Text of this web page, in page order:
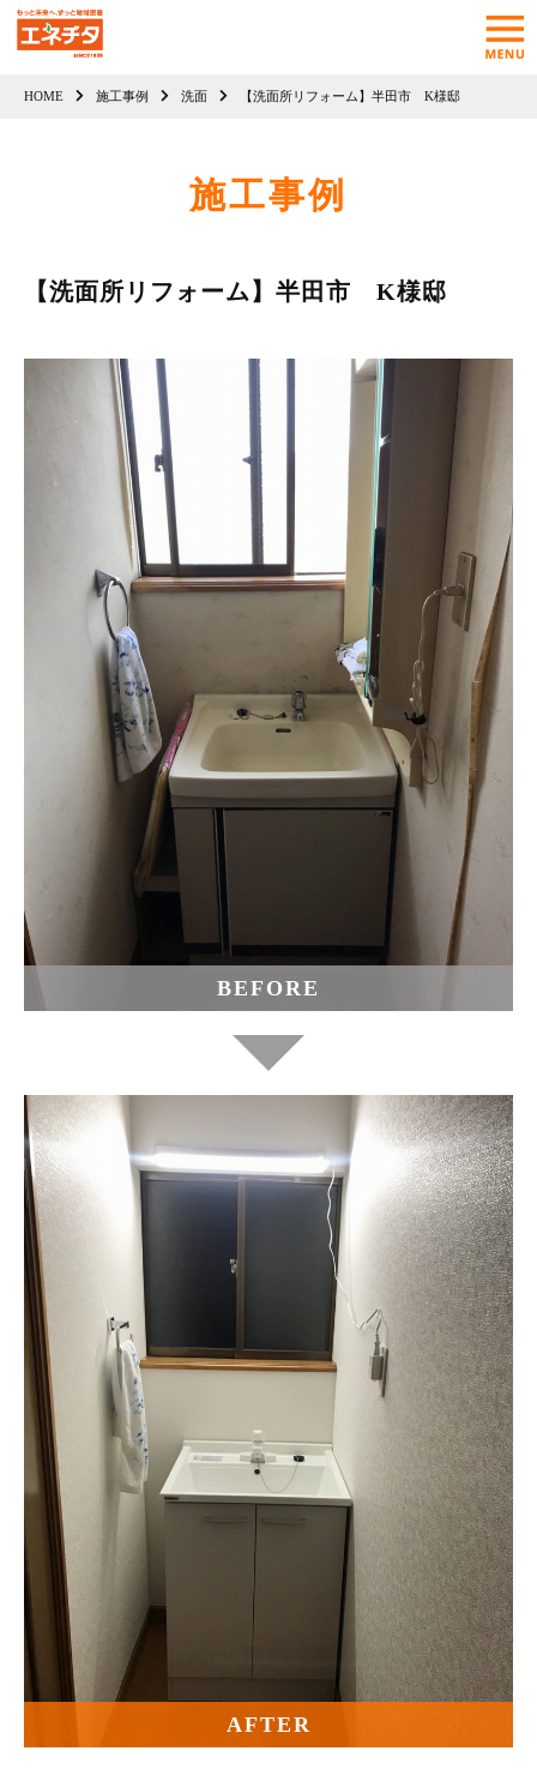
HOME 施工事例 洗面 【洗面所リフォーム】半田市 K様邸
施工事例
【洗面所リフォーム】半田市 K様邸
BEFORE
AFTER